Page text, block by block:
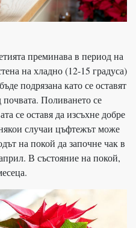
преминава в период на
на хладно (12-15 градуса)
подрязана като се оставят
Поливането се
се оставя да изсъхне добре
случаи цъфтежът може
на покой да започне чак в
В състояние на покой,